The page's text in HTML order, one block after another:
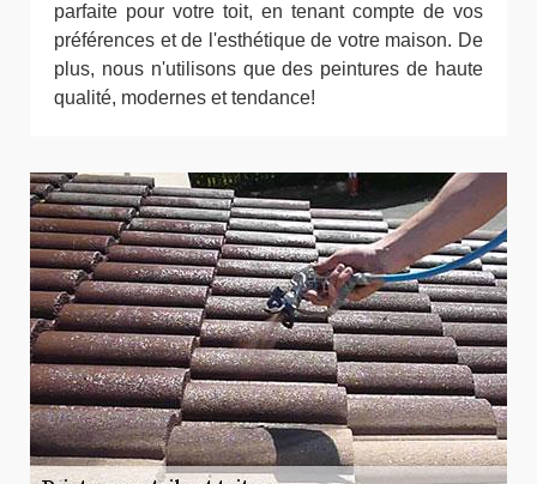
parfaite pour votre toit, en tenant compte de vos
préférences et de l'esthétique de votre maison. De
plus, nous n'utilisons que des peintures de haute
qualité, modernes et tendance!